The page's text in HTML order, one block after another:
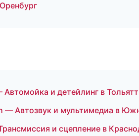
и детейлинг в
— Автозвук и мультимедиа в
и сцепление в